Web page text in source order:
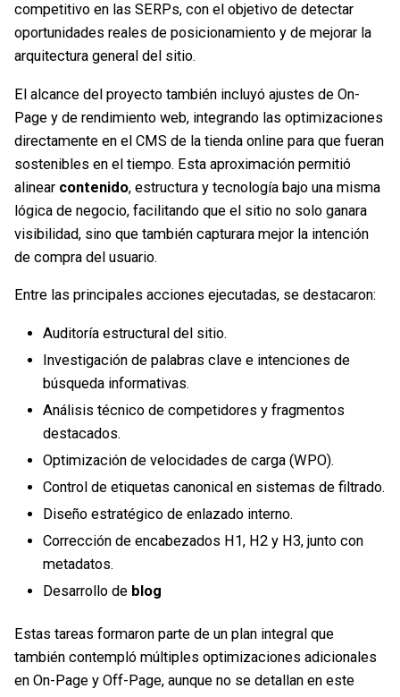
competitivo en las SERPs, con el objetivo de detectar
oportunidades reales de posicionamiento y de mejorar la
arquitectura general del sitio.
El alcance del proyecto también incluyó ajustes de On-
Page y de rendimiento web, integrando las optimizaciones
directamente en el CMS de la tienda online para que fueran
sostenibles en el tiempo. Esta aproximación permitió
alinear contenido, estructura y tecnología bajo una misma
lógica de negocio, facilitando que el sitio no solo ganara
visibilidad, sino que también capturara mejor la intención
de compra del usuario.
Entre las principales acciones ejecutadas, se destacaron:
Auditoría estructural del sitio.
Investigación de palabras clave e intenciones de
búsqueda informativas.
Análisis técnico de competidores y fragmentos
destacados.
Optimización de velocidades de carga (WPO).
Control de etiquetas canonical en sistemas de filtrado.
Diseño estratégico de enlazado interno.
Corrección de encabezados H1, H2 y H3, junto con
metadatos.
Desarrollo de blog
Estas tareas formaron parte de un plan integral que
también contempló múltiples optimizaciones adicionales
en On-Page y Off-Page, aunque no se detallan en este